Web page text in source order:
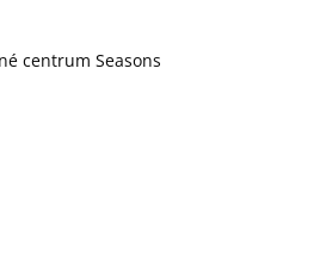
centrum Seasons